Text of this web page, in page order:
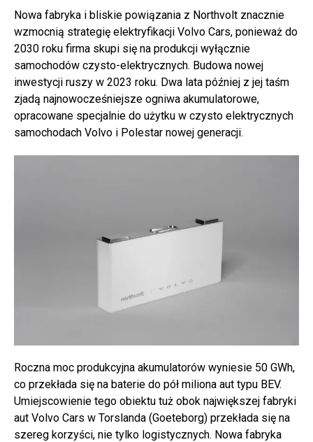
Nowa fabryka i bliskie powiązania z Northvolt znacznie
wzmocnią strategię elektryfikacji Volvo Cars, ponieważ do
2030 roku firma skupi się na produkcji wyłącznie
samochodów czysto-elektrycznych. Budowa nowej
inwestycji ruszy w 2023 roku. Dwa lata później z jej taśm
zjadą najnowocześniejsze ogniwa akumulatorowe,
opracowane specjalnie do użytku w czysto elektrycznych
samochodach Volvo i Polestar nowej generacji.
Roczna moc produkcyjna akumulatorów wyniesie 50 GWh,
co przekłada się na baterie do pół miliona aut typu BEV.
Umiejscowienie tego obiektu tuż obok największej fabryki
aut Volvo Cars w Torslanda (Goeteborg) przekłada się na
szereg korzyści, nie tylko logistycznych. Nowa fabryka